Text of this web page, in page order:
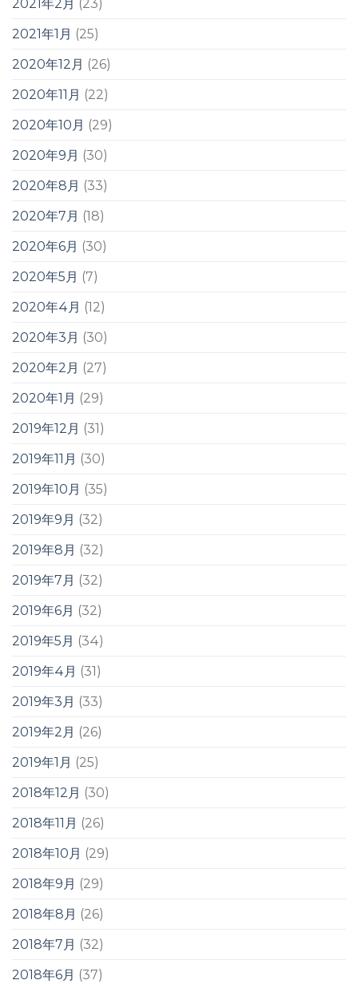
2021年2月 (23)
2021年1月 (25)
2020年12月 (26)
2020年11月 (22)
2020年10月 (29)
2020年9月 (30)
2020年8月 (33)
2020年7月 (18)
2020年6月 (30)
2020年5月 (7)
2020年4月 (12)
2020年3月 (30)
2020年2月 (27)
2020年1月 (29)
2019年12月 (31)
2019年11月 (30)
2019年10月 (35)
2019年9月 (32)
2019年8月 (32)
2019年7月 (32)
2019年6月 (32)
2019年5月 (34)
2019年4月 (31)
2019年3月 (33)
2019年2月 (26)
2019年1月 (25)
2018年12月 (30)
2018年11月 (26)
2018年10月 (29)
2018年9月 (29)
2018年8月 (26)
2018年7月 (32)
2018年6月 (37)